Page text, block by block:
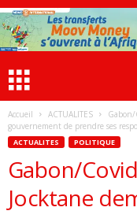
Accueil ACTUALITES
Gabon/
gouvernement de prendre ses
ACTUALITES POLITIQUE
Gabon/
Jocktane